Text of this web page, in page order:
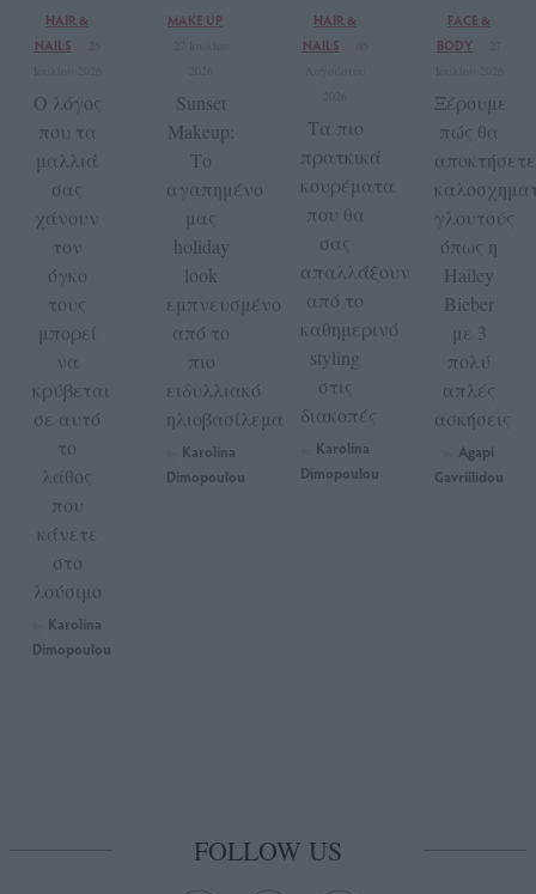
HAIR &
NAILS
Ο λόγος
που τα
μαλλιά
σας
χάνουν
τον
όγκο
τους
μπορεί
να
κρύβεται
σε αυτό
το
λάθος
που
κάνετε
στο
λούσιμο
Karolina
Dimopoulou
MAKE UP
Sunset
Makeup:
Το
αγαπημένο
μας
holiday
look
εμπνευσμένo
από το
πιο
ειδυλλιακό
ηλιοβασίλεμα
Karolina
Dimopoulou
HAIR &
NAILS
Τα πιο
πρατκικά
κουρέματα
που θα
σας
απαλλάξουν
από το
καθημερινό
styling
στις
διακοπές
Karolina
Dimopoulou
FACE &
BODY
Ξέρουμε
πώς θα
αποκτήσετε
γλουτούς
όπως η
Hailey
Bieber
με 3
πολύ
απλές
ασκήσεις
Agapi
Gavriilidou
FOLLOW US